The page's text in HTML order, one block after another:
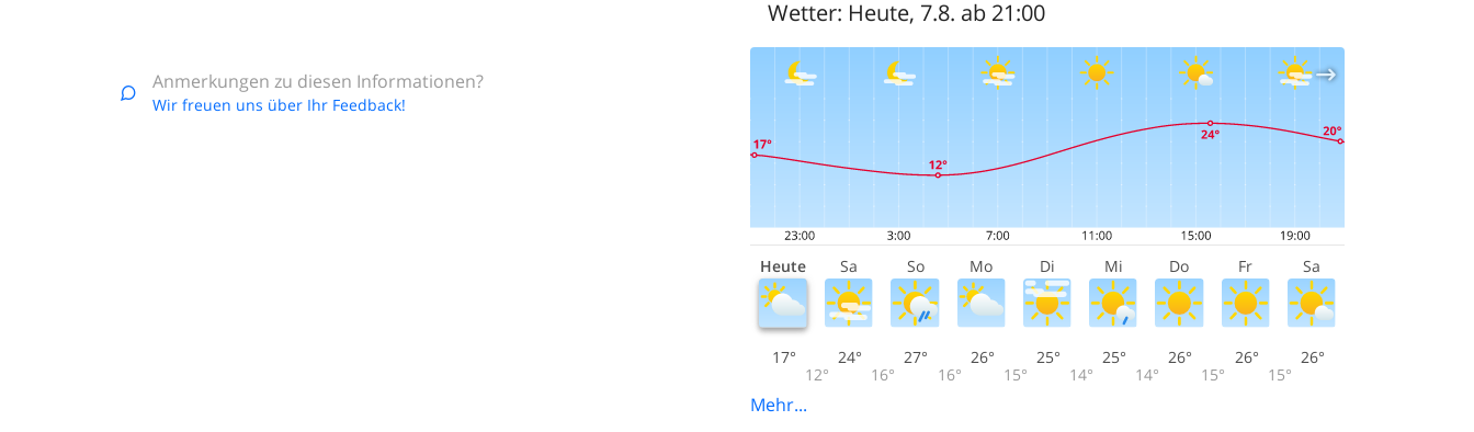
Anmerkungen zu diesen Informationen?
Wir freuen uns über Ihr Feedback!
Wetter: Heute, 7.8. ab 21:00
Heute Sa So Mo Di Mi Do Fr Sa
17°
12°
24°
16°
27°
16°
26°
15°
25°
14°
25°
14°
26°
15°
26°
15°
26°
Mehr...